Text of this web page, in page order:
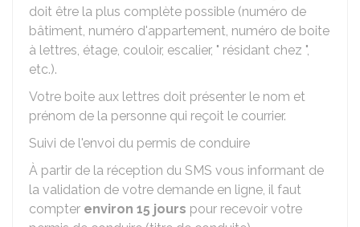
doit être la plus complète possible (numéro de
bâtiment, numéro d'appartement, numéro de boite
à lettres, étage, couloir, escalier, " résidant chez ",
etc.).
Votre boite aux lettres doit présenter le nom et
prénom de la personne qui reçoit le courrier.
Suivi de l'envoi du permis de conduire
À partir de la réception du SMS vous informant de
la validation de votre demande en ligne, il faut
compter environ 15 jours pour recevoir votre